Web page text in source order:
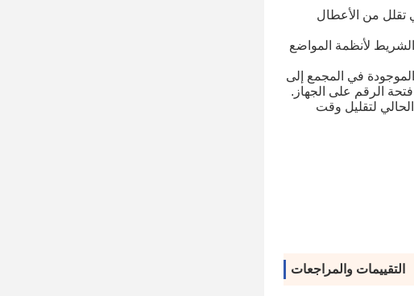
تقلل من الأعطال
لأنظمة المواضع
الموجودة في المجمع إلى
الرقم على الجهاز.
لتقليل وقت
التقييمات والمراجعات